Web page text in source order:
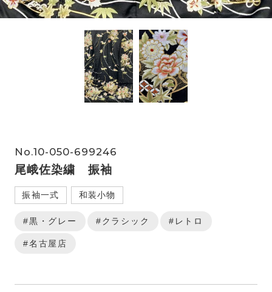
No.10-050-699246
尾峨佐染繍 振袖
振袖一式 和装小物
#黒・グレー #クラシック #レトロ
#名古屋店